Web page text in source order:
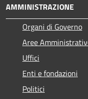
AMMINISTRAZIONE
Organi di Governo
Aree
Uffici
Enti e fondazioni
Politici